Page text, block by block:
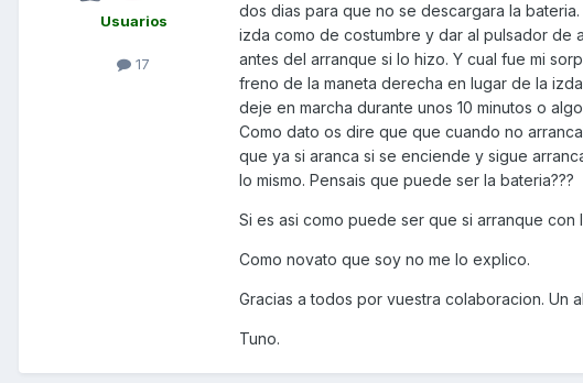
Usuarios
17
dos dias para que no se descargara la
izda como de costumbre y dar al pulsador de
antes del arranque si lo hizo. Y cual fue mi
freno de la maneta derecha en lugar de la
deje en marcha durante unos 10 minutos o
Como dato os dire que que cuando no
que ya si aranca si se enciende y sigue
lo mismo. Pensais que puede ser la bateria???
Si es asi como puede ser que si arranque con
Como novato que soy no me lo explico.
Gracias a todos por vuestra colaboracion. Un
Tuno.